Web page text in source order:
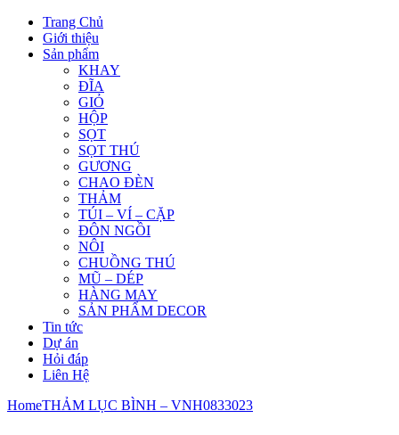
Trang Chủ
Giới thiệu
Sản phẩm
KHAY
ĐĨA
GIỎ
HỘP
SỌT
SỌT THÚ
GƯƠNG
CHAO ĐÈN
THẢM
TÚI – VÍ – CẶP
ĐÔN NGỒI
NÔI
CHUỒNG THÚ
MŨ – DÉP
HÀNG MAY
SẢN PHẨM DECOR
Tin tức
Dự án
Hỏi đáp
Liên Hệ
HomeTHẢM LỤC BÌNH – VNH0833023